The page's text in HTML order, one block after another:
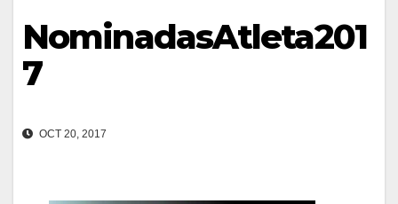
NominadasAtleta201
7
OCT 20, 2017